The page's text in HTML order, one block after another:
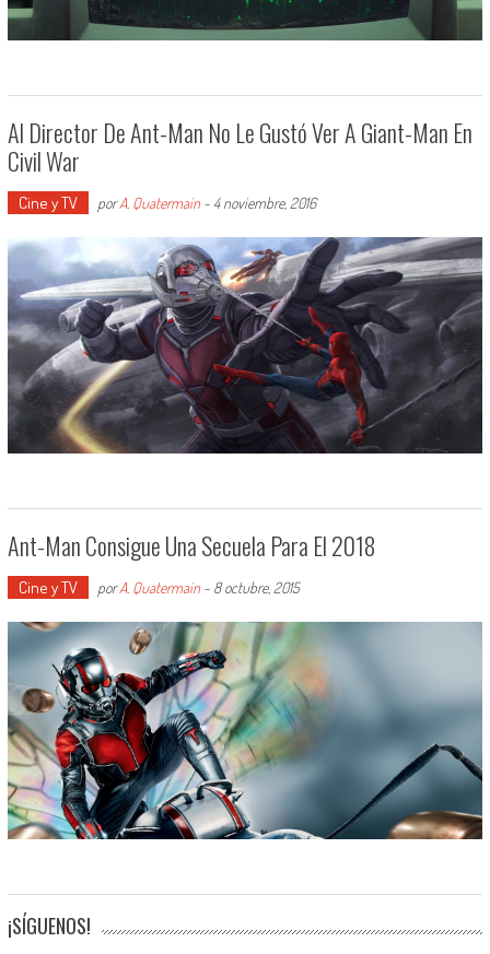
Al Director De Ant-Man No Le Gustó Ver A Giant-Man En
Civil War
Cine y TV porA. Quatermain- 4 noviembre, 2016
Ant-Man Consigue Una Secuela Para El 2018
Cine y TV porA. Quatermain- 8 octubre, 2015
¡SÍGUENOS!